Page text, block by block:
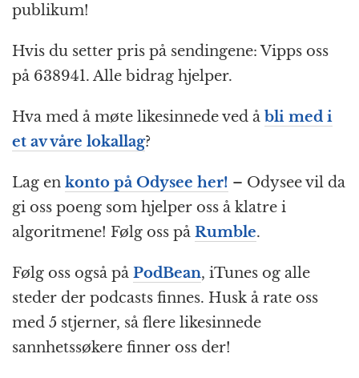
publikum!
Hvis du setter pris på sendingene: Vipps oss
på 638941. Alle bidrag hjelper.
Hva med å møte likesinnede ved å bli med i
et av våre lokallag?
Lag en konto på Odysee her! – Odysee vil da
gi oss poeng som hjelper oss å klatre i
algoritmene! Følg oss på Rumble.
Følg oss også på PodBean, iTunes og alle
steder der podcasts finnes. Husk å rate oss
med 5 stjerner, så flere likesinnede
sannhetssøkere finner oss der!